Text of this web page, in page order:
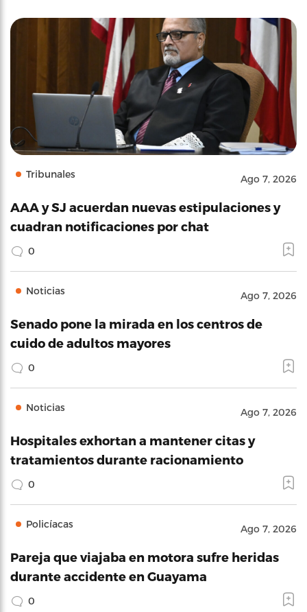
Tribunales Ago 7, 2026
AAA y SJ acuerdan nuevas estipulaciones y
cuadran notificaciones por chat
0
Noticias Ago 7, 2026
Senado pone la mirada en los centros de
cuido de adultos mayores
0
Noticias Ago 7, 2026
Hospitales exhortan a mantener citas y
tratamientos durante racionamiento
0
Policíacas Ago 7, 2026
Pareja que viajaba en motora sufre heridas
durante accidente en Guayama
0